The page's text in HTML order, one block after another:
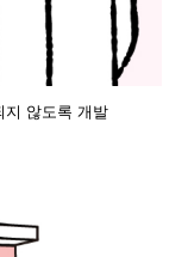
않도록 개발